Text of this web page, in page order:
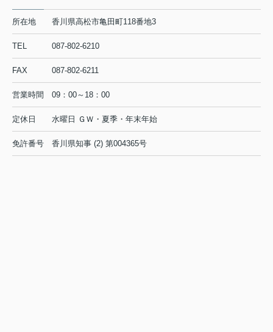
所在地 香川県高松市亀田町118番地3
TEL 087-802-6210
FAX 087-802-6211
営業時間 09：00～18：00
定休日 水曜日 ＧＷ・夏季・年末年始
免許番号 香川県知事 (2) 第004365号